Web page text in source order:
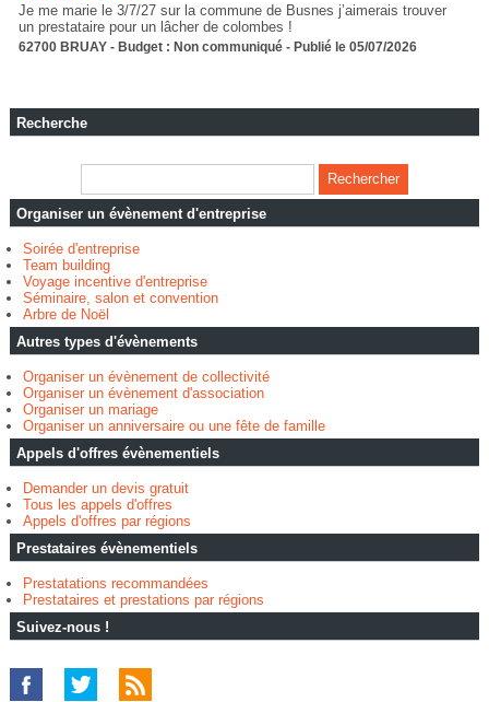
Je me marie le 3/7/27 sur la commune de Busnes j’aimerais trouver
un prestataire pour un lâcher de colombes !
62700 BRUAY - Budget : Non communiqué - Publié le 05/07/2026
Recherche
Organiser un évènement d'entreprise
Soirée d'entreprise
Team building
Voyage incentive d'entreprise
Séminaire, salon et convention
Arbre de Noël
Autres types d'évènements
Organiser un évènement de collectivité
Organiser un évènement d'association
Organiser un mariage
Organiser un anniversaire ou une fête de famille
Appels d'offres évènementiels
Demander un devis gratuit
Tous les appels d'offres
Appels d'offres par régions
Prestataires évènementiels
Prestatations recommandées
Prestataires et prestations par régions
Suivez-nous !